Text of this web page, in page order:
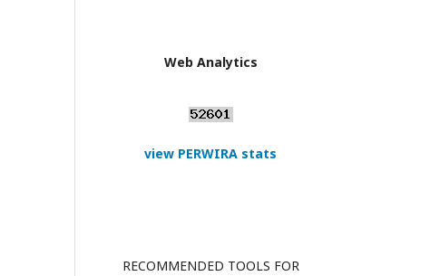
Web Analytics
view PERWIRA stats
RECOMMENDED TOOLS FOR